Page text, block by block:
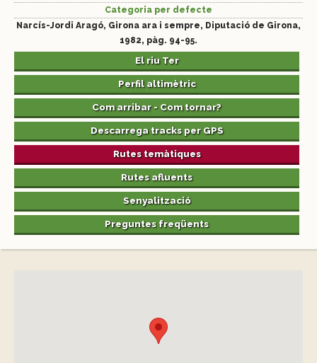
Categoria per defecte
Narcís-Jordi Aragó, Girona ara i sempre, Diputació de Girona,
1982, pàg. 94-95.
El riu Ter
Perfil altimètric
Com arribar - Com tornar?
Descarrega tracks per GPS
Rutes temàtiques
Rutes afluents
Senyalització
Preguntes freqüents